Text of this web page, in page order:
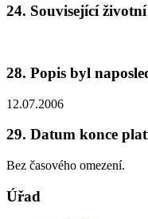
24. Související
28. Popis byl
12.07.2006
29. Datum konce
Bez časového omezení.
Úřad